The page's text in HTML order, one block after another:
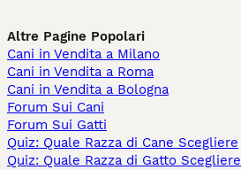
Altre Pagine Popolari
Cani in Vendita a Milano
Cani in Vendita a Roma
Cani in Vendita a Bologna
Forum Sui Cani
Forum Sui Gatti
Quiz: Quale Razza di Cane Scegliere
Quiz: Quale Razza di Gatto Scegliere